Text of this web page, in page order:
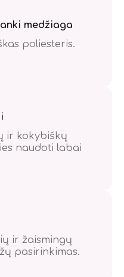
medžiaga
poliesteris.
ir kokybiškų
naudoti labai
ir žaismingų
pasirinkimas.